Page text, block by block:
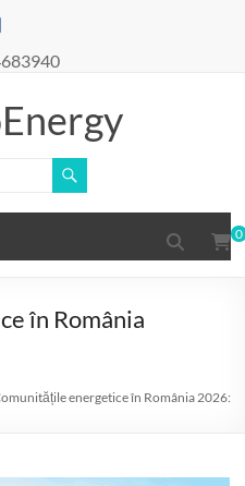
0
în România
energetice în România 2026: